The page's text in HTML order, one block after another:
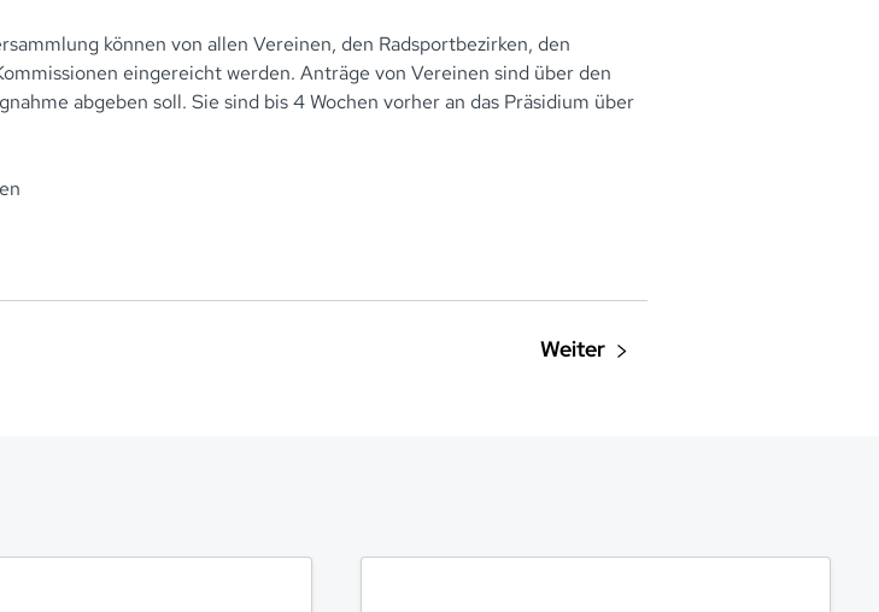
können von allen Vereinen, den Radsportbezirken, den
eingereicht werden. Anträge von Vereinen sind über den
abgeben soll. Sie sind bis 4 Wochen vorher an das Präsidium über